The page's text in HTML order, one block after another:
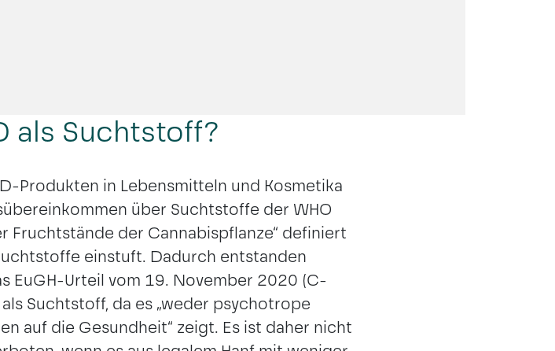
als Suchtstoff?
Produkten in Lebensmitteln und Kosmetika
über Suchtstoffe der WHO
Fruchtstände der Cannabispflanze“ definiert
einstuft. Dadurch entstanden
EuGH-Urteil vom 19. November 2020 (C-
Suchtstoff, da es „weder psychotrope
auf die Gesundheit“ zeigt. Es ist daher nicht